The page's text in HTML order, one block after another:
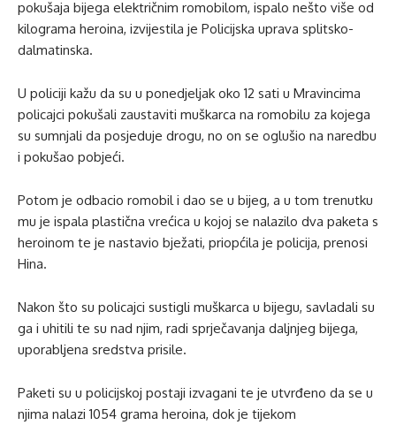
pokušaja bijega električnim romobilom, ispalo nešto više od
kilograma heroina, izvijestila je Policijska uprava splitsko-
dalmatinska.
U policiji kažu da su u ponedjeljak oko 12 sati u Mravincima
policajci pokušali zaustaviti muškarca na romobilu za kojega
su sumnjali da posjeduje drogu, no on se oglušio na naredbu
i pokušao pobjeći.
Potom je odbacio romobil i dao se u bijeg, a u tom trenutku
mu je ispala plastična vrećica u kojoj se nalazilo dva paketa s
heroinom te je nastavio bježati, priopćila je policija, prenosi
Hina.
Nakon što su policajci sustigli muškarca u bijegu, savladali su
ga i uhitili te su nad njim, radi sprječavanja daljnjeg bijega,
uporabljena sredstva prisile.
Paketi su u policijskoj postaji izvagani te je utvrđeno da se u
njima nalazi 1054 grama heroina, dok je tijekom